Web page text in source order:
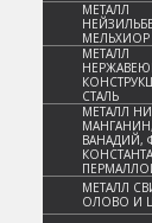
МЕТАЛЛ
МЕЛЬХИОР
МЕТАЛЛ
СТАЛЬ
МЕТАЛЛ
МАНГАНИН,
ВАНАДИЙ,
МЕТАЛЛ
ОЛОВО И